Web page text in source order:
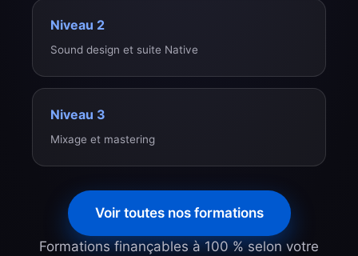
Niveau 2
Sound design et suite Native
Niveau 3
Mixage et mastering
Voir toutes nos formations
Formations finançables à 100 % selon votre